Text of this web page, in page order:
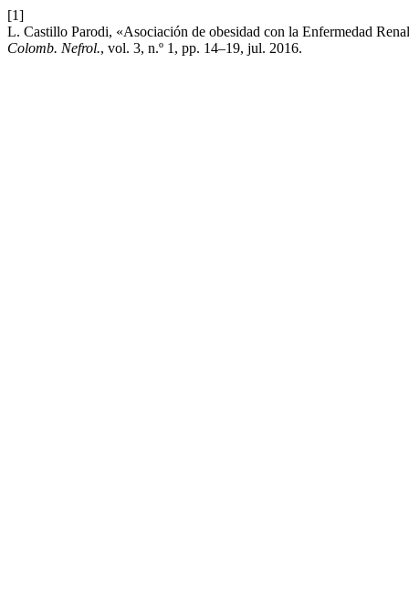
[1]
L. Castillo Parodi, «Asociación de obesidad con la Enfermedad
Colomb. Nefrol., vol. 3, n.º 1, pp. 14–19, jul. 2016.